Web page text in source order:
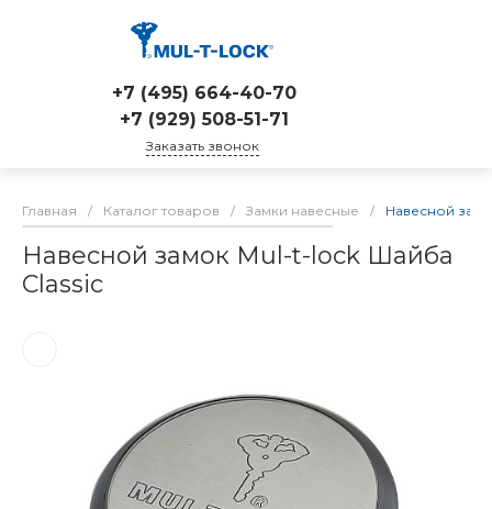
+7 (495) 664-40-70
+7 (929) 508-51-71
Заказать звонок
Главная / Каталог товаров / Замки навесные / Навесной
Навесной замок Mul-t-lock Шайба
Classic